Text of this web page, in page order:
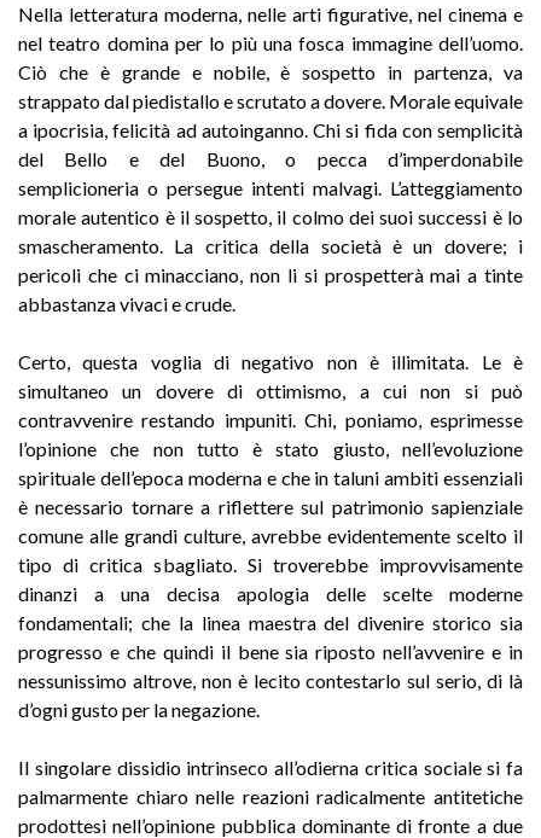
Nella letteratura moderna, nelle arti figurative, nel cinema e
nel teatro domina per lo più una fosca immagine dell’uomo.
Ciò che è grande e nobile, è sospetto in partenza, va
strappato dal piedistallo e scrutato a dovere. Morale equivale
a ipocrisia, felicità ad autoinganno. Chi si fida con semplicità
del Bello e del Buono, o pecca d’imperdonabile
semplicioneria o persegue intenti malvagi. L’atteg­giamento
morale autentico è il sospetto, il colmo dei suoi successi è lo
smascheramento. La critica della società è un dovere; i
pericoli che ci minacciano, non li si prospetterà mai a tinte
abbastanza vivaci e crude.
Certo, questa voglia di negativo non è illimitata. Le è
simultaneo un dovere di ottimismo, a cui non si può
contravvenire restando impuniti. Chi, poniamo, esprimesse
l’opinione che non tutto è stato giusto, nell’evoluzione
spirituale dell’epoca moderna e che in taluni ambiti essenziali
è necessario tornare a ri­flettere sul patrimonio sapienziale
comune alle grandi culture, avrebbe evidente­mente scelto il
tipo di critica sbagliato. Si troverebbe improvvisamente
dinanzi a una decisa apologia delle scelte moderne
fondamentali; che la linea maestra del divenire storico sia
progresso e che quindi il bene sia riposto nell’avvenire e in
nessunissimo altrove, non è lecito contestarlo sul serio, di là
d’ogni gusto per la negazione.
Il singolare dissidio intrinseco all’odierna critica sociale si fa
palmarmente chiaro nelle reazioni radicalmente antitetiche
prodottesi nell’opinione pubblica dominante di fronte a due